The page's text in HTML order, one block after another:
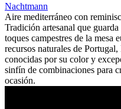
Nachtmann
Aire mediterráneo con
Tradición artesanal que
toques campestres de la mesa
recursos naturales de
conocidas por su color y
sinfín de combinaciones para
ocasión.